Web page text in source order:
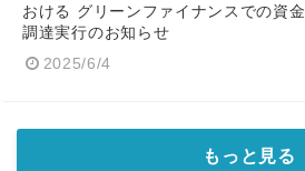
おける グリーンファイナンスでの資金
調達実行のお知らせ
2025/6/4
もっと見る